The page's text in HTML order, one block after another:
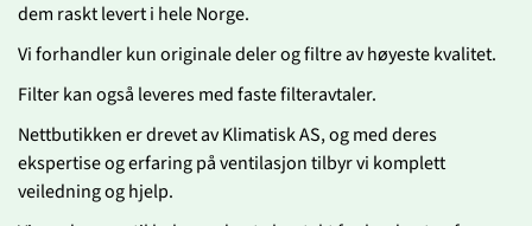
dem raskt levert i hele Norge.
Vi forhandler kun originale deler og filtre av høyeste kvalitet.
Filter kan også leveres med faste filteravtaler.
Nettbutikken er drevet av Klimatisk AS, og med deres
ekspertise og erfaring på ventilasjon tilbyr vi komplett
veiledning og hjelp.